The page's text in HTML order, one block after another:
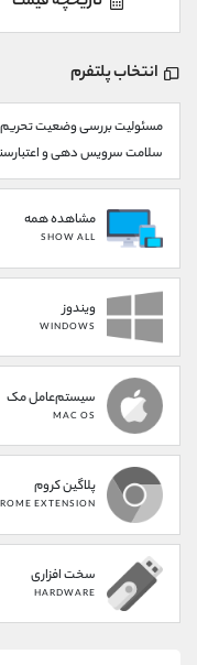
انتخاب پلتفرم
مسئولیت بررسی وضعیت تحریم،
سلامت سرویس دهی و
مشاهده همه
SHOW ALL
ویندوز
WINDOWS
سیستم‌عامل مک
MAC OS
پلاگین کروم
EXTENSION
سخت افزاری
HARDWARE